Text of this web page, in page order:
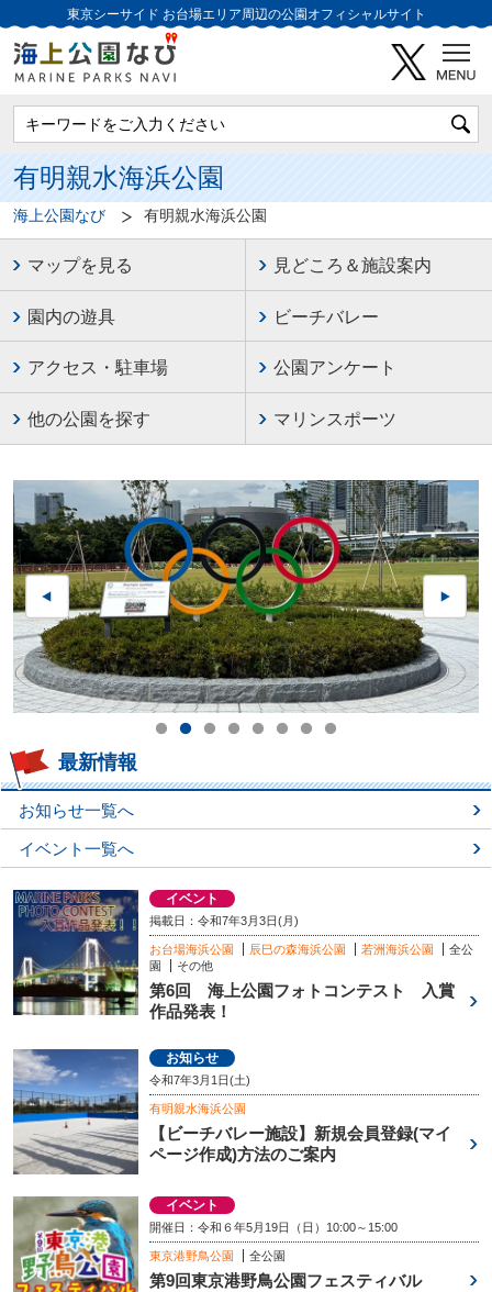
東京シーサイド お台場エリア周辺の公園オフィシャルサイト
有明親水海浜公園
海上公園なび 有明親水海浜公園
マップを見る 見どころ＆施設案内
園内の遊具 ビーチバレー
アクセス・駐車場 公園アンケート
他の公園を探す マリンスポーツ
最新情報
お知らせ一覧へ
イベント一覧へ
イベント
掲載日：令和7年3月3日(月)
お台場海浜公園 辰巳の森海浜公園 若洲海浜公園
全公
園
その他
第6回 海上公園フォトコンテスト 入賞
作品発表！
お知らせ
令和7年3月1日(土)
有明親水海浜公園
【ビーチバレー施設】新規会員登録(マイ
ページ作成)方法のご案内
イベント
開催日：令和６年5月19日（日）10:00～15:00
東京港野鳥公園 全公園
第9回東京港野鳥公園フェスティバル